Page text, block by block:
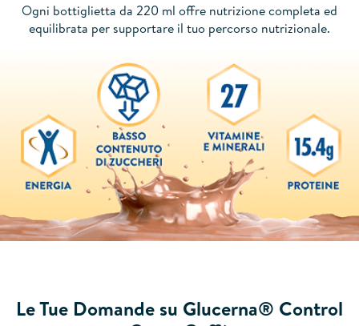
Ogni bottiglietta da 220 ml offre nutrizione completa ed
equilibrata per supportare il tuo percorso nutrizionale.
Le Tue Domande su Glucerna® Control